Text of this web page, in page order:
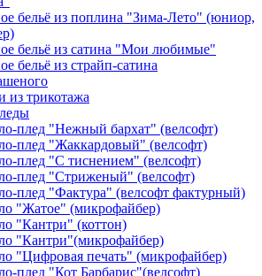
бельё из поплина "Зима-Лето" (юниор,
бельё из сатина "Мои любимые"
бельё из страйп-сатина
из трикотажа
плед "Нежный бархат" (велсофт)
плед "Жаккардовый" (велсофт)
плед "С тиснением" (велсофт)
плед "Стриженый" (велсофт)
плед "Фактура" (велсофт фактурный)
"Жатое" (микрофайбер)
"Кантри" (коттон)
"Кантри"(микрофайбер)
"Цифровая печать" (микрофайбер)
плед "Кот Барбарис"(велсофт)